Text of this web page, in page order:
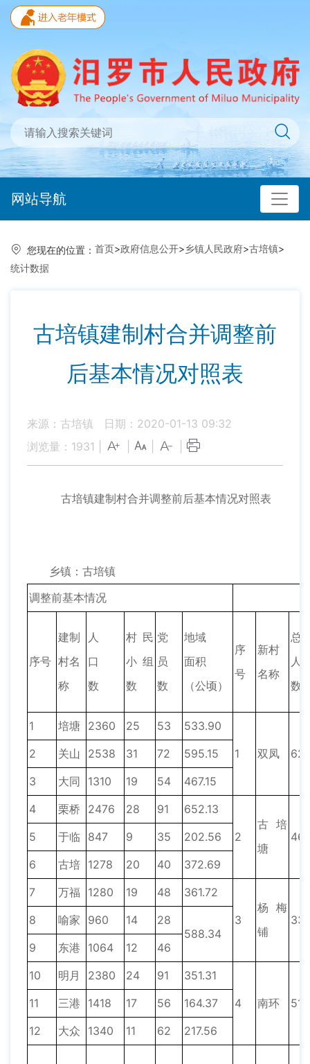
网站导航
您现在的位置： 首页>政府信息公开>乡镇人民政府>古培镇>
统计数据
古培镇建制村合并调整前
后基本情况对照表
来源：古培镇
日期：2020-01-13 09:32
浏览量： 1931
古培镇建制村合并调整前后基本情况对照表
乡镇：古培镇
调整前基本情况
序号
建制
村名
称
人
口
数
村民
小组
数
党
员
数
地域
面积
（公顷）
序
号
新村
名称
总
人
数
1 培塘 2360 25 53
533.90
1
双凤
2 关山 2538 31 72
595.15
3
大同 1310 19 54
467.15
4
栗桥 2476 28 91
652.13
2
古培
塘
5 于临 847 9 35
202.56
6
古培 1278 20 40
372.69
7
万福 1280 19 48
361.72
3
杨梅
铺
8 喻家 960 14
28
588.34
9
东港 1064 12
46
10
明月 2380 24 91
351.31
4
南环
11 三港 1418 17 56
164.37
12
大众 1340 11 62 217.56